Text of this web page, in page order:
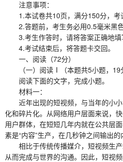
注意事项：
1.本试卷共10页，满分150分，考
2.答题前，考生务必用0.5毫米黑色
3.考生作答时，请将答案正确地填
4.考试结束后，将答题卡交回。
一、阅读（72分）
（一）阅读Ⅰ（本题共5小题，19
阅读下面的文字，完成小题。
材料一：
近年出现的短视频，与当年的小小
化和碎片化。从网络用户层面来说，
用户群体，在短短几年内就在公共层
素是“内容”生产，在几秒钟之间输出
相比于传统传播媒介，短视频生产
从而完成与世界的沟通。因此，短视